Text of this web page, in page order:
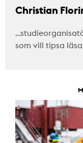
Christian
som vill tipsa